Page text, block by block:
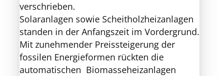
verschrieben.
Solaranlagen sowie Scheitholzheizanlagen
standen in der Anfangszeit im Vordergrund.
Mit zunehmender Preissteigerung der
fossilen Energieformen rückten die
automatischen Biomasseheizanlagen